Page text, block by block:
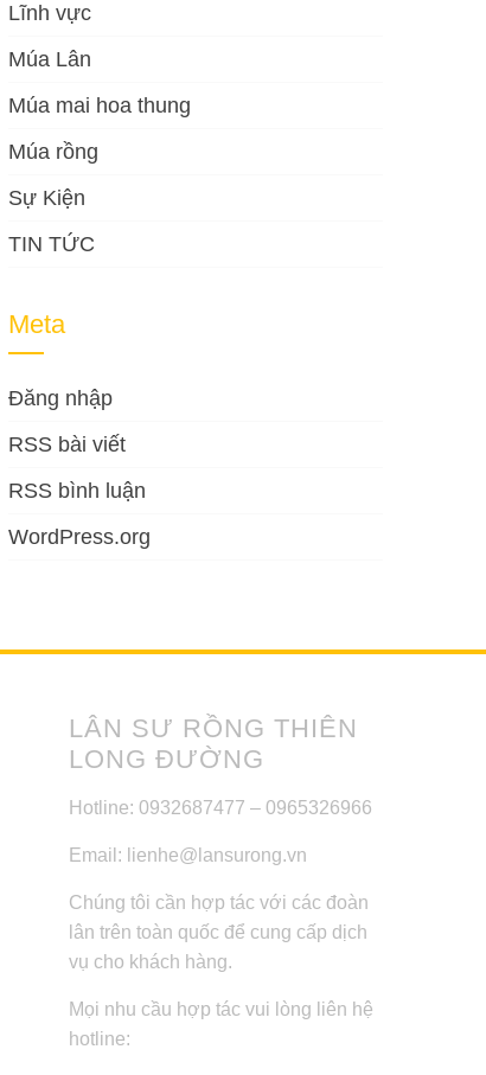
Lĩnh vực
Múa Lân
Múa mai hoa thung
Múa rồng
Sự Kiện
TIN TỨC
Meta
Đăng nhập
RSS bài viết
RSS bình luận
WordPress.org
LÂN SƯ RỒNG THIÊN
LONG ĐƯỜNG
Hotline: 0932687477 – 0965326966
Email: lienhe@lansurong.vn
Chúng tôi cần hợp tác với các đoàn
lân trên toàn quốc để cung cấp dịch
vụ cho khách hàng.
Mọi nhu cầu hợp tác vui lòng liên hệ
hotline: